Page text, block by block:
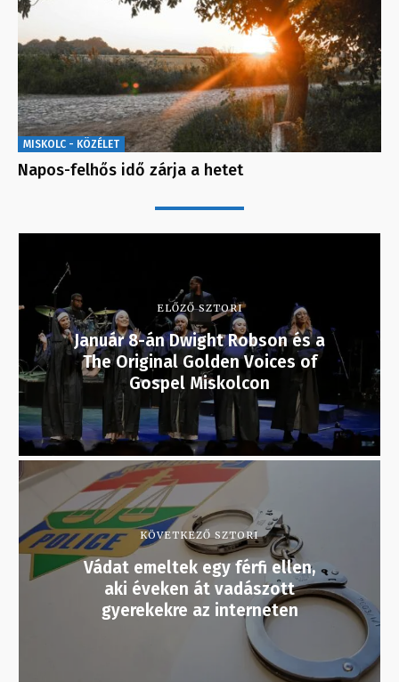
MISKOLC - KÖZÉLET
Napos-felhős idő zárja a hetet
ELŐZŐ SZTORI
Január 8-án Dwight Robson és a
The Original Golden Voices of
Gospel Miskolcon
KÖVETKEZŐ SZTORI
Vádat emeltek egy férfi ellen,
aki éveken át vadászott
gyerekekre az interneten